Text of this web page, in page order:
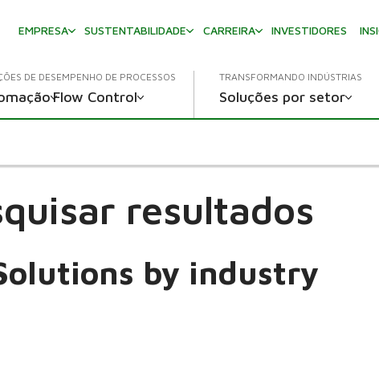
EMPRESA
SUSTENTABILIDADE CARREIRA INVESTIDORES
DE DESEMPENHO DE PROCESSOS
Flow Control
TRANSFORMANDO INDÚSTRIAS
Soluções por setor
resultados
by industry